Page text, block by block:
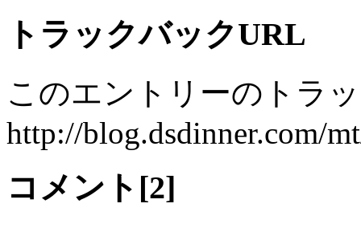
トラックバックURL
このエントリーのトラ
http://blog.dsdinner.com/
コメント[2]